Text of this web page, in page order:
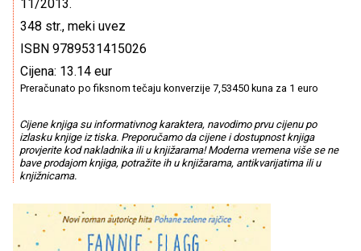
11/2013.
348 str., meki uvez
ISBN 9789531415026
Cijena: 13.14 eur
Preračunato po fiksnom tečaju konverzije 7,53450 kuna za 1 euro
Cijene knjiga su informativnog karaktera, navodimo prvu cijenu po
izlasku knjige iz tiska. Preporučamo da cijene i dostupnost knjiga
provjerite kod nakladnika ili u knjižarama! Moderna vremena više se ne
bave prodajom knjiga, potražite ih u knjižarama, antikvarijatima ili u
knjižnicama.